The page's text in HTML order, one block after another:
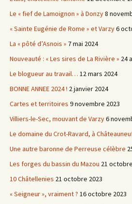
Le « fief de Lamoignon » à Donzy8
« Sainte Eugénie de Rome » et Varzy6
La « pôté d’Asnois » 7 mai 2024
Nouveauté : « Les sires de La Rivière » 24
Le blogueur au travail… 12 mars 2024
BONNE ANNEE 2024 ! 2 janvier 2024
Cartes et territoires 9 novembre 2023
Villiers-le-Sec, mouvant de Varzy6
Le domaine du Crot-Ravard, à
Une autre baronne de Perreuse célèbre
Les forges du bassin du Mazou 21
10 Châtellenies 21 octobre 2023
« Seigneur », vraiment ? 16 octobre 2023